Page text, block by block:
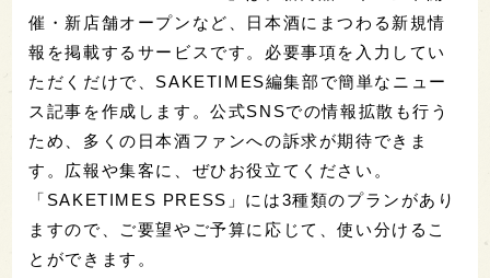
催・新店舗オープンなど、日本酒にまつわる新規情
報を掲載するサービスです。必要事項を入力してい
ただくだけで、SAKETIMES編集部で簡単なニュー
ス記事を作成します。公式SNSでの情報拡散も行う
ため、多くの日本酒ファンへの訴求が期待できま
す。広報や集客に、ぜひお役立てください。
「SAKETIMES PRESS」には3種類のプランがあり
ますので、ご要望やご予算に応じて、使い分けるこ
とができます。